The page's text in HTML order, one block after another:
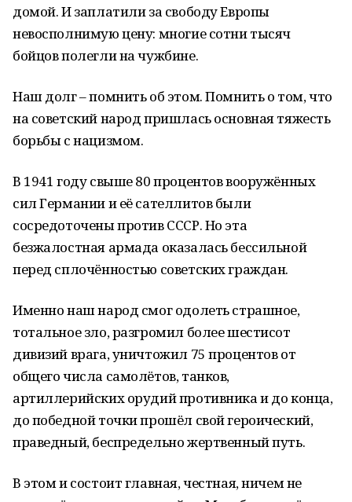
домой. И заплатили за свободу Европы
невосполнимую цену: многие сотни тысяч
бойцов полегли на чужбине.
Наш долг – помнить об этом. Помнить о том, что
на советский народ пришлась основная тяжесть
борьбы с нацизмом.
В 1941 году свыше 80 процентов вооружённых
сил Германии и её сателлитов были
сосредоточены против СССР. Но эта
безжалостная армада оказалась бессильной
перед сплочённостью советских граждан.
Именно наш народ смог одолеть страшное,
тотальное зло, разгромил более шестисот
дивизий врага, уничтожил 75 процентов от
общего числа самолётов, танков,
артиллерийских орудий противника и до конца,
до победной точки прошёл свой героический,
праведный, беспредельно жертвенный путь.
В этом и состоит главная, честная, ничем не